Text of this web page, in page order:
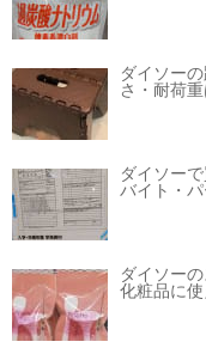
ダイソー
さ・耐荷
ダイソー
バイト・パ
ダイソー
化粧品に使